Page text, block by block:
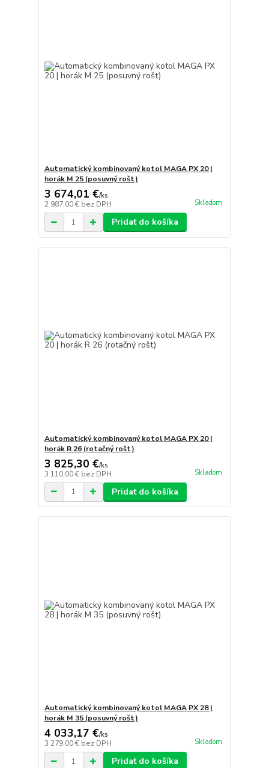
Automatický kombinovaný kotol MAGA PX 20 |
horák M 25 (posuvný rošt)
3 674,01 €/ks
2 987,00 € bez DPH Skladom
Pridať do košíka
Automatický kombinovaný kotol MAGA PX 20 |
horák R 26 (rotačný rošt)
3 825,30 €/ks
3 110,00 € bez DPH Skladom
Pridať do košíka
Automatický kombinovaný kotol MAGA PX 28 |
horák M 35 (posuvný rošt)
4 033,17 €/ks
3 279,00 € bez DPH Skladom
Pridať do košíka